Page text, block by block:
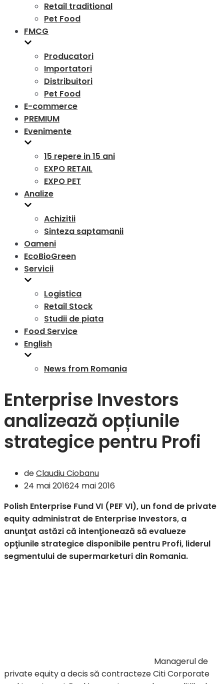
Retail traditional
Pet Food
FMCG
Producatori
Importatori
Distribuitori
Pet Food
E-commerce
PREMIUM
Evenimente
15 repere in 15 ani
EXPO RETAIL
EXPO PET
Analize
Achizitii
Sinteza saptamanii
Oameni
EcoBioGreen
Servicii
Logistica
Retail Stock
Studii de piata
Food Service
English
News from Romania
Enterprise Investors
analizează opțiunile
strategice pentru Profi
deClaudiu Ciobanu
24 mai 201624 mai 2016
Polish Enterprise Fund VI (PEF VI), un fond de private
equity administrat de Enterprise Investors, a
anunţat astăzi că intenţionează să evalueze
opţiunile strategice disponibile pentru Profi, liderul
segmentului de supermarketuri din Romania.
Managerul de
private equity a decis să contracteze Citi Corporate